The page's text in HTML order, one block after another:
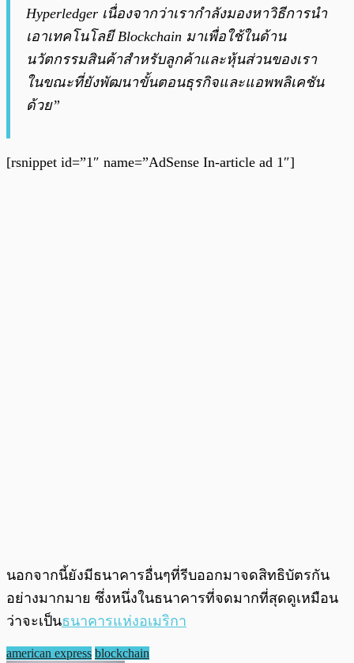
Hyperledger เนื่องจากว่าเรากำลังมองหาวิธีการนำ
เอาเทคโนโลยี Blockchain มาเพื่อใช้ในด้าน
นวัตกรรมสินค้าสำหรับลูกค้าและหุ้นส่วนของเรา
ในขณะที่ยังพัฒนาขั้นตอนธุรกิจและแอพพลิเคชัน
ด้วย”
[rsnippet id=”1″ name=”AdSense In-article ad 1″]
นอกจากนี้ยังมีธนาคารอื่นๆที่รีบออกมาจดสิทธิบัตรกัน
อย่างมากมาย ซึ่งหนึ่งในธนาคารที่จดมากที่สุดดูเหมือน
ว่าจะเป็นธนาคารแห่งอเมริกา
american express blockchain